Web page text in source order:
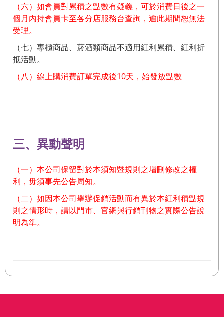
（六）如會員對累積之點數有疑義，可於消費日後之一
個月內持會員卡至各分店服務台查詢，逾此期間恕無法
受理。
（七）專櫃商品、菸酒類商品不適用紅利累積、紅利折
抵活動。
（八） 線上購消費訂單完成後10天，始發放點數
三、異動聲明
（一）本公司保留對於本須知暨規則之增刪修改之權
利，毋須事先公告周知。
（二）如因本公司舉辦促銷活動而有異於本紅利積點規
則之情形時，請以門市、官網與行銷刊物之實際公告說
明為準。